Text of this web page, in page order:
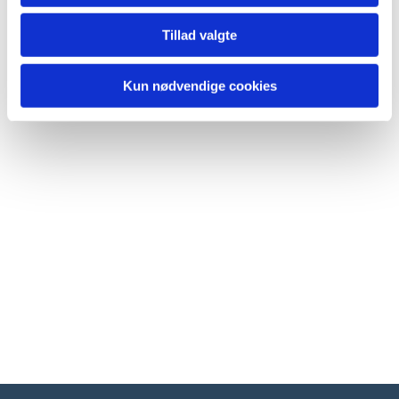
Tillad valgte
Kun nødvendige cookies